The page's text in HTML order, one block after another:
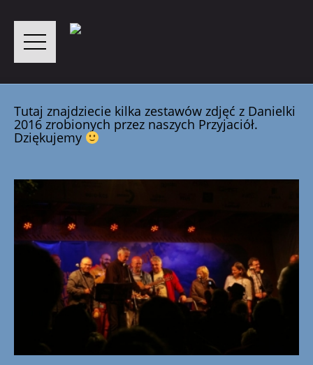
Tutaj znajdziecie kilka zestawów zdjęć z Danielki
2016 zrobionych przez naszych Przyjaciół.
Dziękujemy